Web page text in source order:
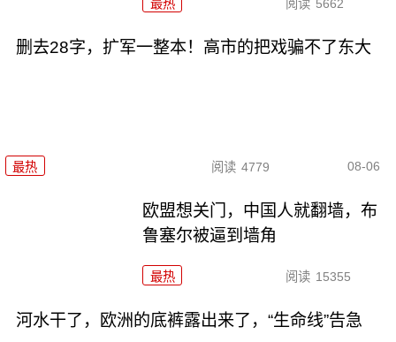
最热 阅读 5662
删去28字，扩军一整本！高市的把戏骗不了东大
最热 阅读 4779 08-06
欧盟想关门，中国人就翻墙，布
鲁塞尔被逼到墙角
最热 阅读 15355
河水干了，欧洲的底裤露出来了，“生命线”告急